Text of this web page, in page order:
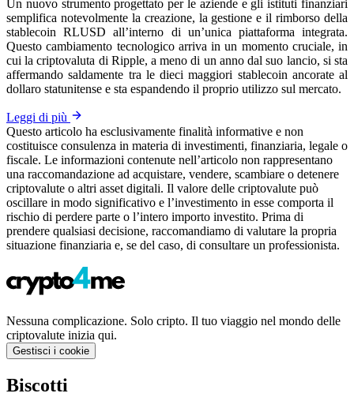
Un nuovo strumento progettato per le aziende e gli istituti finanziari
semplifica notevolmente la creazione, la gestione e il rimborso della
stablecoin RLUSD all’interno di un’unica piattaforma integrata.
Questo cambiamento tecnologico arriva in un momento cruciale, in
cui la criptovaluta di Ripple, a meno di un anno dal suo lancio, si sta
affermando saldamente tra le dieci maggiori stablecoin ancorate al
dollaro statunitense e sta espandendo il proprio utilizzo sul mercato.
Leggi di più
Questo articolo ha esclusivamente finalità informative e non
costituisce consulenza in materia di investimenti, finanziaria, legale o
fiscale. Le informazioni contenute nell’articolo non rappresentano
una raccomandazione ad acquistare, vendere, scambiare o detenere
criptovalute o altri asset digitali. Il valore delle criptovalute può
oscillare in modo significativo e l’investimento in esse comporta il
rischio di perdere parte o l’intero importo investito. Prima di
prendere qualsiasi decisione, raccomandiamo di valutare la propria
situazione finanziaria e, se del caso, di consultare un professionista.
Nessuna complicazione. Solo cripto. Il tuo viaggio nel mondo delle
criptovalute inizia qui.
Gestisci i cookie
Biscotti